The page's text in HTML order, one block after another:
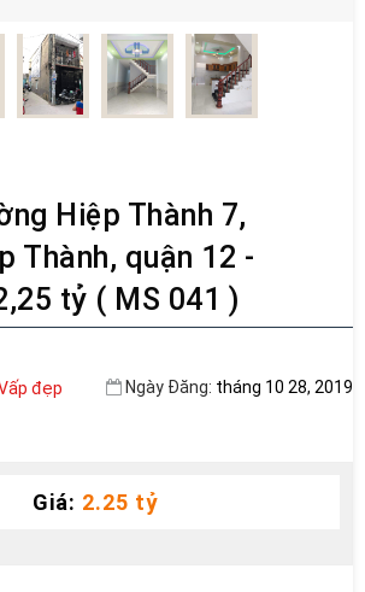
Hiệp Thành 7,
Thành, quận 12 -
tỷ ( MS 041 )
đẹp Ngày Đăng: tháng 10 28, 2019
Giá: 2.25 tỷ